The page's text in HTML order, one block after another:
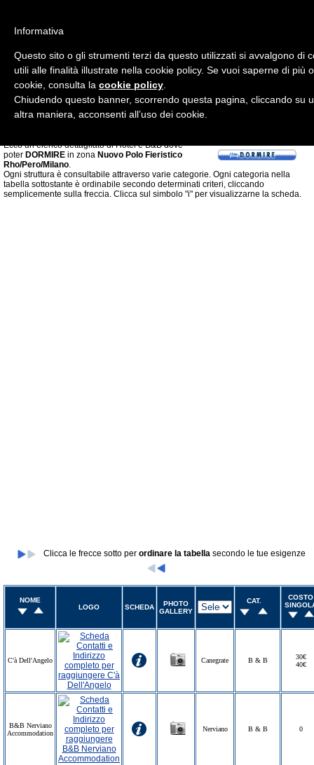
Ecco un elenco dettagliato di Hotel e B&B dove
poter DORMIRE in zona Nuovo Polo Fieristico
Rho/Pero/Milano.
Ogni struttura è consultabile attraverso varie categorie. Ogni categoria nella
tabella sottostante è ordinabile secondo determinati criteri, cliccando
semplicemente sulla freccia. Clicca sul simbolo "i" per visualizzarne la scheda.
Clicca le frecce sotto per ordinare la tabella secondo le tue esigenze
NOME
LOGO
SCHEDA
PHOTO
GALLERY
CAT.
COSTO
C'à Dell'Angelo Canegrate B & B
30€
40€
B&B Nerviano
Accommodation
Nerviano B & B 0
Informativa
Questo sito o gli strumenti terzi da questo utilizzati si avvalgono di
utili alle finalità illustrate nella cookie policy. Se vuoi saperne di più
cookie, consulta la cookie policy
Chiudendo questo banner, scorrendo questa pagina, cliccando su
altra maniera, acconsenti all’uso dei cookie.